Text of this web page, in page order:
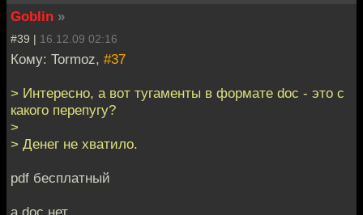
Goblin »
#39 | 16.12.09 02:16
Кому: Tormoz, #37
> Интересно, а вот тугаменты в формате doc - это с
какого перепугу?
>
> Денег не хватило.
pdf бесплатный
а doc нет